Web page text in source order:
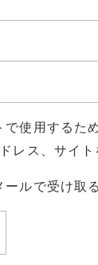
で使用するた
レス、サイト
ールで受け取る